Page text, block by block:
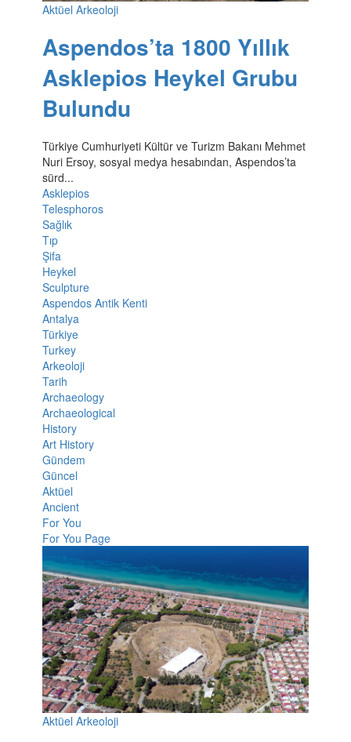
Aktüel Arkeoloji
Aspendos’ta 1800 Yıllık
Asklepios Heykel Grubu
Bulundu
Türkiye Cumhuriyeti Kültür ve Turizm Bakanı Mehmet
Nuri Ersoy, sosyal medya hesabından, Aspendos’ta
sürd...
Asklepios
Telesphoros
Sağlık
Tıp
Şifa
Heykel
Sculpture
Aspendos Antik Kenti
Antalya
Türkiye
Turkey
Arkeoloji
Tarih
Archaeology
Archaeological
History
Art History
Gündem
Güncel
Aktüel
Ancient
For You
For You Page
Aktüel Arkeoloji